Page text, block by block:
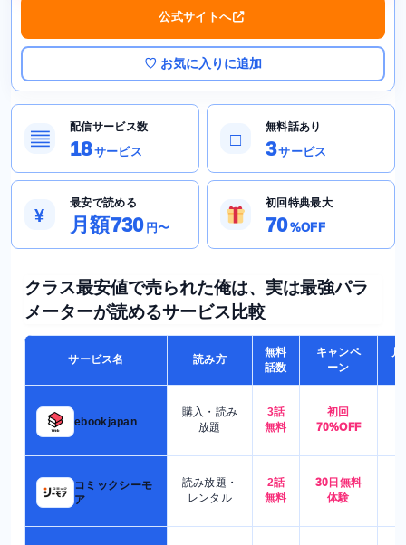
公式サイトへ
♡ お気に入りに追加
▤
配信サービス数
18サービス
□
無料話あり
3サービス
¥
最安で読める
月額730 円〜
初回特典最大
70%OFF
クラス最安値で売られた俺は、実は最強パラ
メーターが読めるサービス比較
サービス名 読み方
無料
話数
キャンペ
ーン
月
ebookjapan
購入・読み
放題
3話
無料
初回
70%OFF
コミックシーモ
ア
読み放題・
レンタル
2話
無料
30日無料
体験